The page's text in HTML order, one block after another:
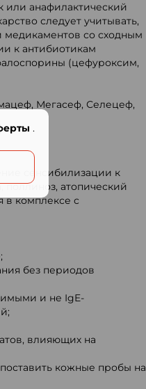
или анафилактический
следует учитывать,
со сходным
к антибиотикам
(цефуроксим,
Мегасеф, Селецеф,
сенсибилизации к
поллиноз, атопический
в комплексе с
без периодов
и не IgE-
влияющих на
кожные пробы на
.